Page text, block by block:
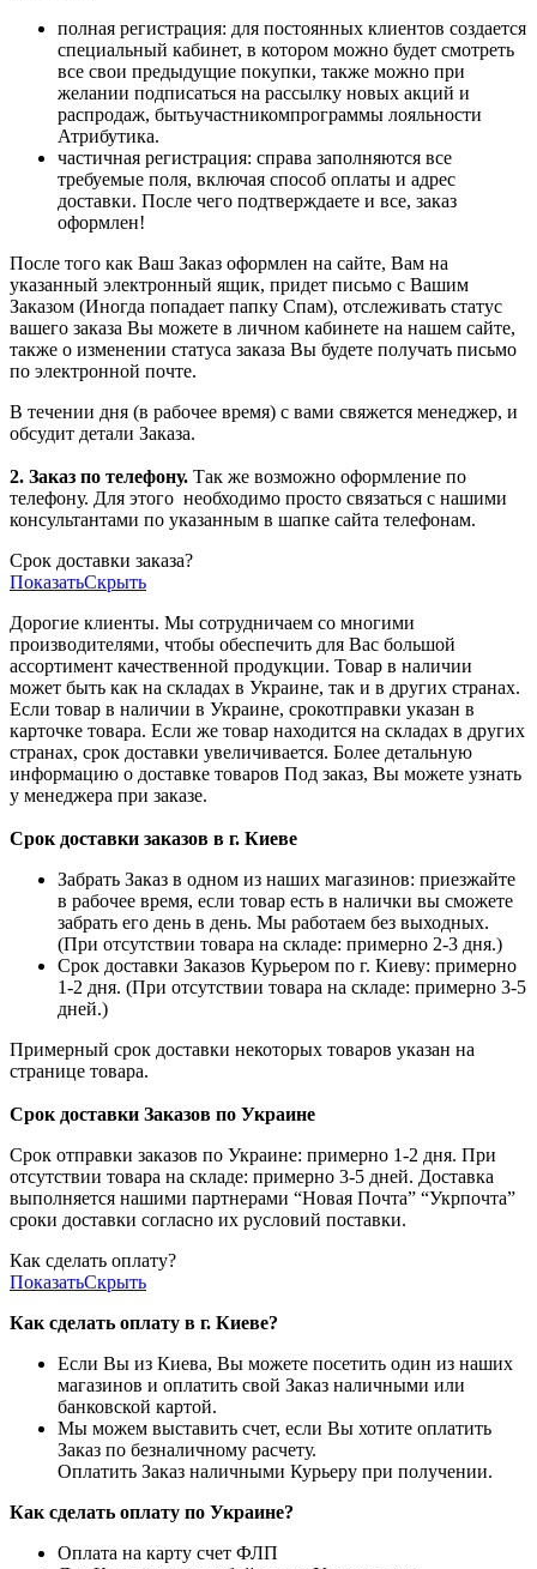
полная регистрация: для постоянных клиентов создается
специальный кабинет, в котором можно будет смотреть
все свои предыдущие покупки, также можно при
желании подписаться на рассылку новых акций и
распродаж, бытьучастникомпрограммы лояльности
Атрибутика.
частичная регистрация: справа заполняются все
требуемые поля, включая способ оплаты и адрес
доставки. После чего подтверждаете и все, заказ
оформлен!
После того как Ваш Заказ оформлен на сайте, Вам на
указанный электронный ящик, придет письмо с Вашим
Заказом (Иногда попадает папку Спам), отслеживать статус
вашего заказа Вы можете в личном кабинете на нашем сайте,
также о изменении статуса заказа Вы будете получать письмо
по электронной почте.
В течении дня (в рабочее время) с вами свяжется менеджер, и
обсудит детали Заказа.
2. Заказ по телефону. Так же возможно оформление по
телефону. Для этого необходимо просто связаться с нашими
консультантами по указанным в шапке сайта телефонам.
Срок доставки заказа?
ПоказатьСкрыть
Дорогие клиенты. Мы сотрудничаем со многими
производителями, чтобы обеспечить для Вас большой
ассортимент качественной продукции. Товар в наличии
может быть как на складах в Украине, так и в других странах.
Если товар в наличии в Украине, срокотправки указан в
карточке товара. Если же товар находится на складах в других
странах, срок доставки увеличивается. Более детальную
информацию о доставке товаров Под заказ, Вы можете узнать
у менеджера при заказе.
Срок доставки заказов в г. Киеве
Забрать Заказ в одном из наших магазинов: приезжайте
в рабочее время, если товар есть в налички вы сможете
забрать его день в день. Мы работаем без выходных.
(При отсутствии товара на складе: примерно 2-3 дня.)
Срок доставки Заказов Курьером по г. Киеву: примерно
1-2 дня. (При отсутствии товара на складе: примерно 3-5
дней.)
Примерный срок доставки некоторых товаров указан на
странице товара.
Срок доставки Заказов по Украине
Срок отправки заказов по Украине: примерно 1-2 дня. При
отсутствии товара на складе: примерно 3-5 дней. Доставка
выполняется нашими партнерами “Новая Почта” “Укрпочта”
сроки доставки согласно их русловий поставки.
Как сделать оплату?
ПоказатьСкрыть
Как сделать оплату в г. Киеве?
Если Вы из Киева, Вы можете посетить один из наших
магазинов и оплатить свой Заказ наличными или
банковской картой.
Мы можем выставить счет, если Вы хотите оплатить
Заказ по безналичному расчету.
Оплатить Заказ наличными Курьеру при получении.
Как сделать оплату по Украине?
Оплата на карту счет ФЛП